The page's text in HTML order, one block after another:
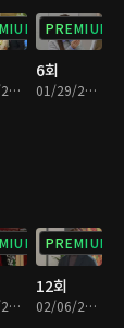
01/26/2024 • 32분
PREMIUM
6회
01/29/2024 • 33분
02/05/2024 • 32분
PREMIUM
12회
02/06/2024 • 33분